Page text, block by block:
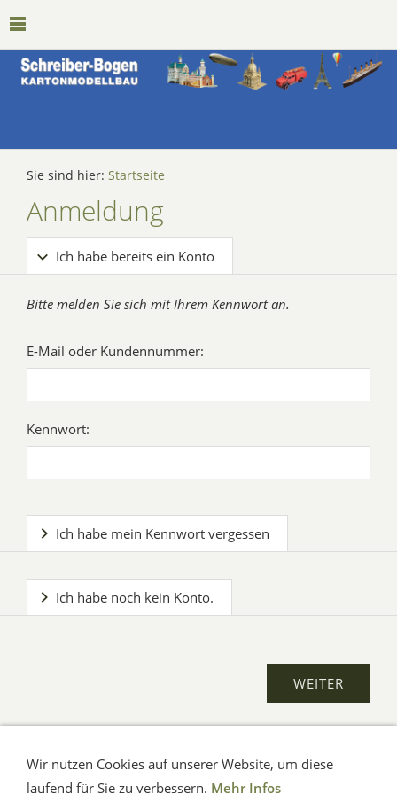
Sie sind hier: Startseite
Anmeldung
Ich habe bereits ein Konto
Bitte melden Sie sich mit Ihrem Kennwort an.
E-Mail oder Kundennummer:
Kennwort:
Ich habe mein Kennwort vergessen
Ich habe noch kein Konto.
AGB Impressum
Verbraucherhinweise
Datenschutz
Hilfe
Wir nutzen Cookies auf unserer Website, um diese
laufend für Sie zu verbessern. Mehr Infos